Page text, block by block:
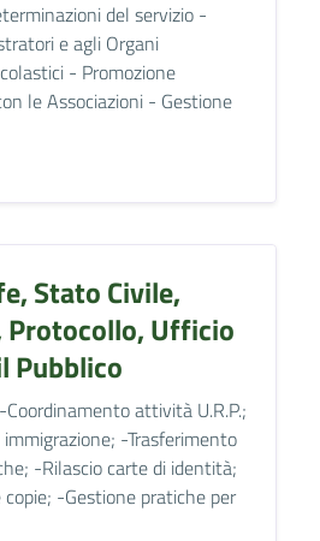
del servizio -
e agli Organi
- Promozione
le Associazioni - Gestione
Stato Civile,
Protocollo, Ufficio
Pubblico
attività U.R.P.;
-Trasferimento
-Rilascio carte di identità;
-Gestione pratiche per